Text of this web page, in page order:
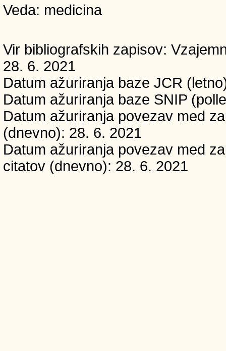
Veda: medicina
Vir bibliografskih zapisov:
28. 6. 2021
Datum ažuriranja baze JCR
Datum ažuriranja baze SNIP
Datum ažuriranja povezav med
(dnevno): 28. 6. 2021
Datum ažuriranja povezav med
citatov (dnevno): 28. 6. 2021